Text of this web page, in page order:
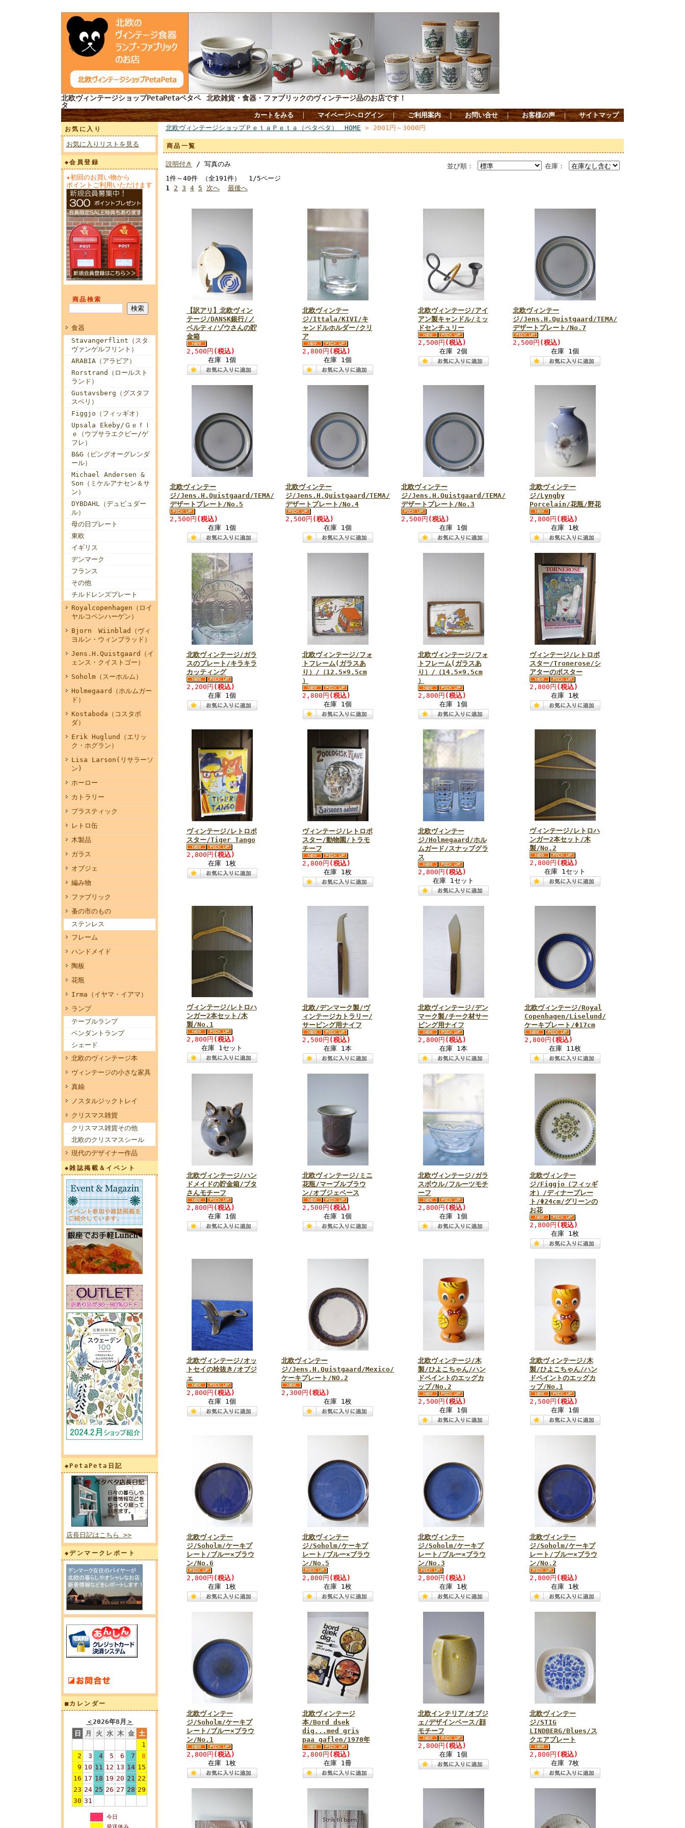
北欧ヴィンテージショップPetaPetaペタペ
タ
北欧雑貨・食器・ファブリックのヴィンテージ品のお店です！
カートをみる ｜ マイページへログイン ｜ ご利用案内 ｜ お問い合せ ｜ お客様の声 ｜ サイトマップ
お気に入り
お気に入りリストを見る
◆会員登録
★初回のお買い物から
ポイントご利用いただけます
商品検索
食器
Stavangerflint（スタ
ヴァンゲルフリント）
ARABIA（アラビア）
Rorstrand（ロールスト
ランド）
Gustavsberg（グスタフ
スベリ）
Figgjo（フィッギオ）
Upsala Ekeby/Ｇｅｆｌ
ｅ（ウプサラエクビー/ゲ
フレ）
B&G（ビングオーグレンダ
ール）
Michael Andersen &
Son（ミケルアナセン＆サ
ン）
DYBDAHL（デュビュダー
ル）
母の日プレート
東欧
イギリス
デンマーク
フランス
その他
チルドレンズプレート
Royalcopenhagen（ロイ
ヤルコペンハーゲン）
Bjorn Wiinblad（ヴィ
ヨルン・ウィンブラッド）
Jens.H.Quistgaard（イ
ェンス・クイストゴー）
Soholm（スーホルム）
Holmegaard（ホルムガー
ド）
Kostaboda（コスタボ
ダ）
Erik Huglund（エリッ
ク・ホグラン）
Lisa Larson(リサラーソ
ン)
ホーロー
カトラリー
プラスティック
レトロ缶
木製品
ガラス
オブジェ
編み物
ファブリック
蚤の市のもの
ステンレス
フレーム
ハンドメイド
陶板
花瓶
Irma（イヤマ・イアマ）
ランプ
テーブルランプ
ペンダントランプ
シェード
北欧のヴィンテージ本
ヴィンテージの小さな家具
真鍮
ノスタルジックトレイ
クリスマス雑貨
クリスマス雑貨その他
北欧のクリスマスシール
現代のデザイナー作品
◆雑誌掲載＆イベント
◆PetaPeta日記
店長日記はこちら >>
◆デンマークレポート
■カレンダー
＜2026年8月 ＞
日
月 火 水 木 金 土
1
2
3 4 5 6 7
8
9 10 11 12 13 14 15
16 17 18 19 20 21 22
23 24 25 26 27 28 29
30 31
今日
北欧ヴィンテージショップＰｅｔａＰｅｔａ（ペタペタ） HOME > 2001円～3000円
商品一覧
在庫：
並び順：
説明付き
/ 写真のみ
1件～40件 （全191件） 1/5ページ
1 2 3 4 5 次へ 最後へ
【訳アリ】北欧ヴィン
テージ/DANSK銀行/ノ
ベルティ/ゾウさんの貯
金箱
2,500円 (税込)
在庫 1個
北欧ヴィンテー
ジ/Ittala/KIVI/キ
ャンドルホルダー/クリ
ア
2,800円 (税込)
在庫 1個
北欧ヴィンテージ/アイ
アン製キャンドル/ミッ
ドセンチュリー
2,500円 (税込)
在庫 2個
北欧ヴィンテー
ジ/Jens.H.Quistgaard/TEMA/
デザートプレート/No.7
2,500円 (税込)
在庫 1個
北欧ヴィンテー
ジ/Jens.H.Quistgaard/TEMA/
デザートプレート/No.5
2,500円 (税込)
在庫 1個
北欧ヴィンテー
ジ/Jens.H.Quistgaard/TEMA/
デザートプレート/No.4
2,500円 (税込)
在庫 1個
北欧ヴィンテー
ジ/Jens.H.Quistgaard/TEMA/
デザートプレート/No.3
2,500円 (税込)
在庫 1個
北欧ヴィンテー
ジ/Lyngby
Porcelain/花瓶/野花
2,800円 (税込)
在庫 1枚
北欧ヴィンテージ/ガラ
スのプレート/キラキラ
カッティング
2,200円 (税込)
在庫 1個
北欧ヴィンテージ/フォ
トフレーム(ガラスあ
り）/（12.5×9.5cm
）
2,800円 (税込)
在庫 1個
北欧ヴィンテージ/フォ
トフレーム(ガラスあ
り）/（14.5×9.5cm
）
2,800円 (税込)
在庫 1個
ヴィンテージ/レトロポ
スター/Tronerose/シ
アターのポスター
2,800円 (税込)
在庫 1枚
ヴィンテージ/レトロポ
スター/Tiger Tango
2,800円 (税込)
在庫 1枚
ヴィンテージ/レトロポ
スター/動物園/トラモ
チーフ
2,800円 (税込)
在庫 1枚
北欧ヴィンテー
ジ/Holmegaard/ホル
ムガード/スナップグラ
ス
2,800円 (税込)
在庫 1セット
ヴィンテージ/レトロハ
ンガー2本セット/木
製/No.2
2,800円 (税込)
在庫 1セット
ヴィンテージ/レトロハ
ンガー2本セット/木
製/No.1
2,800円 (税込)
在庫 1セット
北欧/デンマーク製/ヴ
ィンテージカトラリー/
サービング用ナイフ
2,500円 (税込)
在庫 1本
北欧ヴィンテージ/デン
マーク製/チーク材サー
ビング用ナイフ
2,800円 (税込)
在庫 1本
北欧ヴィンテージ/Royal
Copenhagen/Liselund/
ケーキプレート/Φ17cm
2,800円 (税込)
在庫 11枚
北欧ヴィンテージ/ハン
ドメイドの貯金箱/ブタ
さんモチーフ
2,800円 (税込)
在庫 1個
北欧ヴィンテージ/ミニ
花瓶/マーブルブラウ
ン/オブジェベース
2,500円 (税込)
在庫 1個
北欧ヴィンテージ/ガラ
スボウル/フルーツモチ
ーフ
2,800円 (税込)
在庫 1個
北欧ヴィンテー
ジ/Figgjo（フィッギ
オ）/ディナープレー
ト/Φ24cm/グリーンの
お花
2,800円 (税込)
在庫 1枚
北欧ヴィンテージ/オッ
トセイの栓抜き/オブジ
ェ
2,800円 (税込)
在庫 1個
北欧ヴィンテー
ジ/Jens.H.Quistgaard/Mexico/
ケーキプレート/NO.2
2,300円 (税込)
在庫 1枚
北欧ヴィンテージ/木
製/ひよこちゃん/ハン
ドペイントのエッグカ
ップ/No.2
2,500円 (税込)
在庫 1個
北欧ヴィンテージ/木
製/ひよこちゃん/ハン
ドペイントのエッグカ
ップ/No.1
2,500円 (税込)
在庫 1個
北欧ヴィンテー
ジ/Soholm/ケーキプ
レート/ブルー×ブラウ
ン/No.6
2,800円 (税込)
在庫 1枚
北欧ヴィンテー
ジ/Soholm/ケーキプ
レート/ブルー×ブラウ
ン/No.5
2,800円 (税込)
在庫 1枚
北欧ヴィンテー
ジ/Soholm/ケーキプ
レート/ブルー×ブラウ
ン/No.3
2,800円 (税込)
在庫 1枚
北欧ヴィンテー
ジ/Soholm/ケーキプ
レート/ブルー×ブラウ
ン/No.2
2,800円 (税込)
在庫 1枚
北欧ヴィンテー
ジ/Soholm/ケーキプ
レート/ブルー×ブラウ
ン/No.1
2,800円 (税込)
在庫 1枚
北欧ヴィンテージ
本/Bord dsek
dig...med gris
paa gaflen/1970年
2,800円 (税込)
在庫 1冊
北欧インテリア/オブジ
ェ/デザインベース/顔
モチーフ
2,800円 (税込)
在庫 1個
北欧ヴィンテー
ジ/STIG
LINDBERG/Blues/ス
クエアプレート
2,800円 (税込)
在庫 7枚